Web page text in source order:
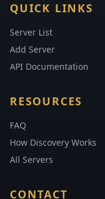
QUICK LINKS
Server List
Add Server
API Documentation
RESOURCES
FAQ
How Discovery Works
All Servers
CONTACT